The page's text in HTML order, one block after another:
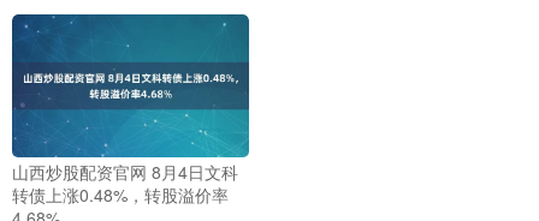
山西炒股配资官网 8月4日文科
转债上涨0.48%，转股溢价率